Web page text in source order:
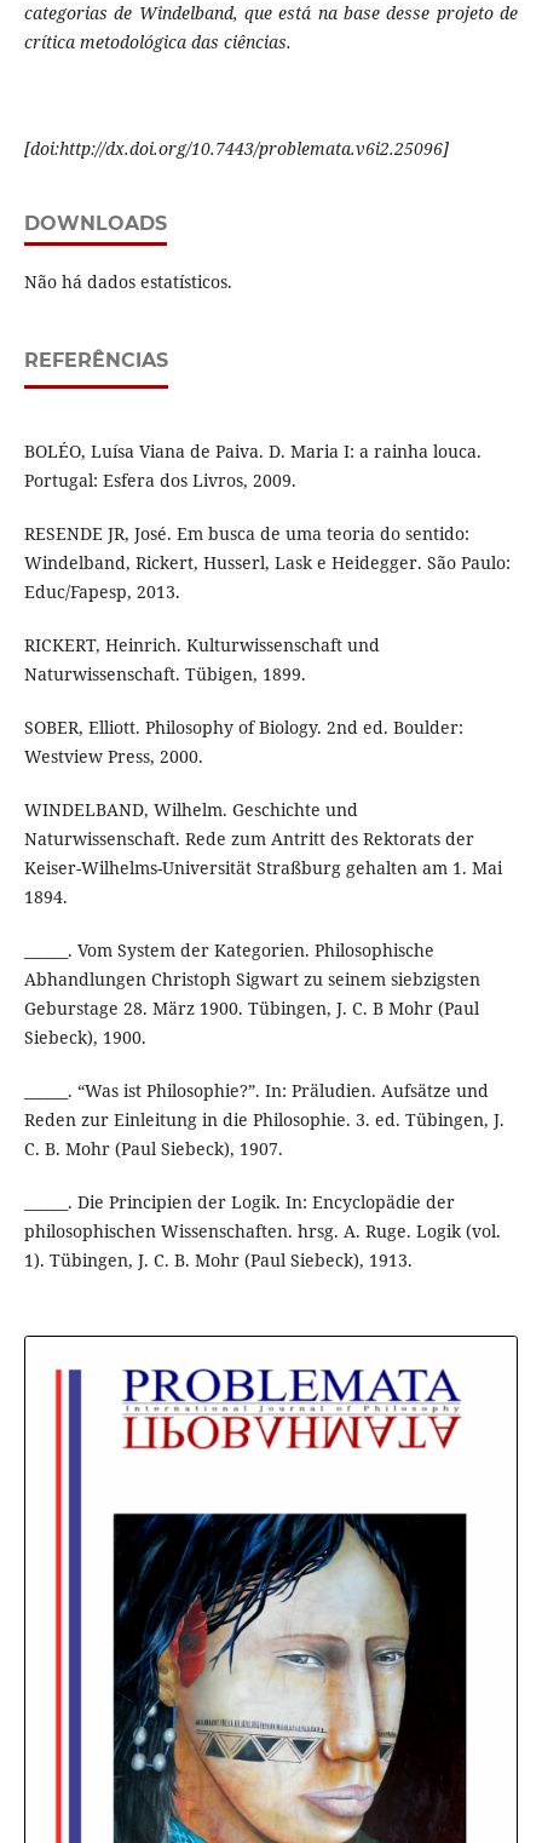
categorias de Windelband, que está na base desse projeto de
crítica metodológica das ciências.
[doi:http://dx.doi.org/10.7443/problemata.v6i2.25096]
DOWNLOADS
Não há dados estatísticos.
REFERÊNCIAS
BOLÉO, Luísa Viana de Paiva. D. Maria I: a rainha louca.
Portugal: Esfera dos Livros, 2009.
RESENDE JR, José. Em busca de uma teoria do sentido:
Windelband, Rickert, Husserl, Lask e Heidegger. São Paulo:
Educ/Fapesp, 2013.
RICKERT, Heinrich. Kulturwissenschaft und
Naturwissenschaft. Tübigen, 1899.
SOBER, Elliott. Philosophy of Biology. 2nd ed. Boulder:
Westview Press, 2000.
WINDELBAND, Wilhelm. Geschichte und
Naturwissenschaft. Rede zum Antritt des Rektorats der
Keiser-Wilhelms-Universität Straßburg gehalten am 1. Mai
1894.
______. Vom System der Kategorien. Philosophische
Abhandlungen Christoph Sigwart zu seinem siebzigsten
Geburstage 28. März 1900. Tübingen, J. C. B Mohr (Paul
Siebeck), 1900.
______. “Was ist Philosophie?”. In: Präludien. Aufsätze und
Reden zur Einleitung in die Philosophie. 3. ed. Tübingen, J.
C. B. Mohr (Paul Siebeck), 1907.
______. Die Principien der Logik. In: Encyclopädie der
philosophischen Wissenschaften. hrsg. A. Ruge. Logik (vol.
1). Tübingen, J. C. B. Mohr (Paul Siebeck), 1913.